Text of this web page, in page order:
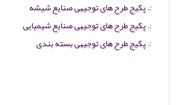
پکیج طرح های توجیهی صنایع شیشه
پکیج طرح های توجیهی صنایع شیمیایی
پکیج طرح های توجیهی بسته بندی